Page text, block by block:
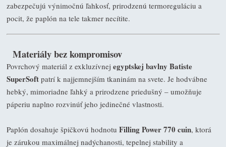
zabezpečujú výnimočnú ľahkosť, prirodzenú termoreguláciu a
pocit, že paplón na tele takmer necítite.
Materiály bez kompromisov
Povrchový materiál z exkluzívnej egyptskej bavlny Batiste
SuperSoftpatrí k najjemnejším tkaninám na svete. Je hodvábne
hebký, mimoriadne ľahký a prirodzene priedušný – umožňuje
páperiu naplno rozvinúť jeho jedinečné vlastnosti.
Paplón dosahuje špičkovú hodnotu Filling Power 770 cuin, ktorá
je zárukou maximálnej nadýchanosti, tepelnej stability a